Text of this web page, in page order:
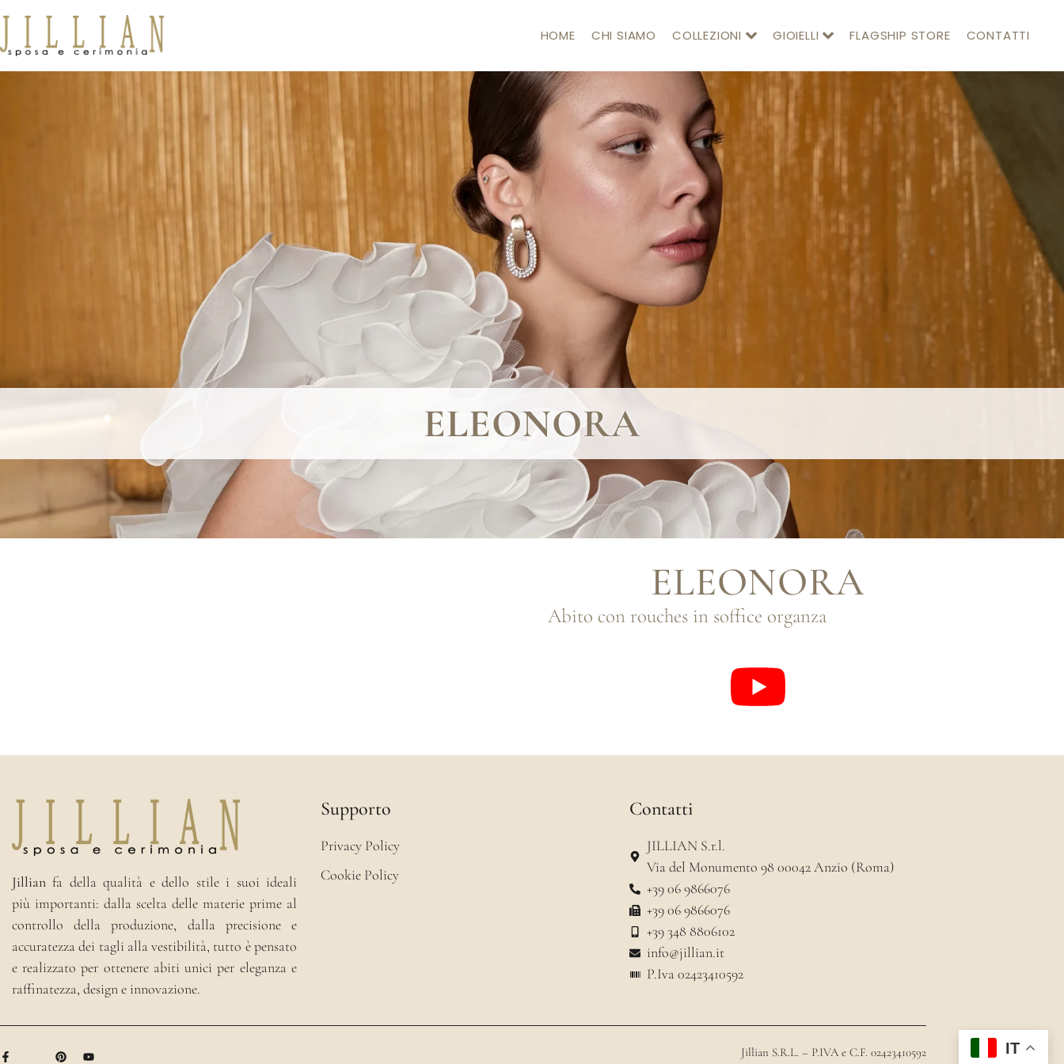
HOME CHI SIAMO COLLEZIONI GIOIELLI FLAGSHIP STORE CONTATTI
ELEONORA
ELEONORA
Abito con rouches in soffice organza
Jillianfa della qualità e dello stile i suoi ideali
più importanti: dalla scelta delle materie prime al
controllo della produzione, dalla precisione e
accuratezza dei tagli alla vestibilità, tutto è pensato
e realizzato per ottenere abiti unici per eleganza e
raffinatezza, design e innovazione.
Supporto
Privacy Policy
Cookie Policy
Contatti
JILLIAN S.r.l.
Via del Monumento 98 00042 Anzio (Roma)
+39 06 9866076
+39 06 9866076
+39 348 8806102
info@jillian.it
P.Iva 02423410592
Jillian S.R.L. – P.IVA e C.F. 02423410592 IT